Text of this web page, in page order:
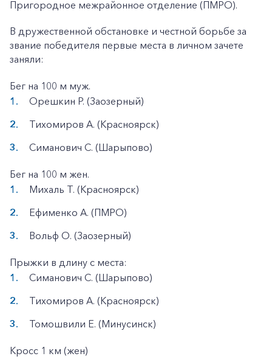
Пригородное межрайонное отделение (ПМРО).
В дружественной обстановке и честной борьбе за
звание победителя первые места в личном зачете
заняли:
Бег на 100 м муж.
Орешкин Р. (Заозерный)
Тихомиров А. (Красноярск)
Симанович С. (Шарыпово)
Бег на 100 м жен.
Михаль Т. (Красноярск)
Ефименко А. (ПМРО)
Вольф О. (Заозерный)
Прыжки в длину с места:
Симанович С. (Шарыпово)
Тихомиров А. (Красноярск)
Томошвили Е. (Минусинск)
Кросс 1 км (жен)